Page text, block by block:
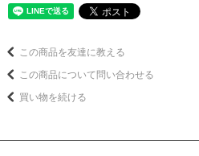
この商品を友達に教える
この商品について問い合わせる
買い物を続ける